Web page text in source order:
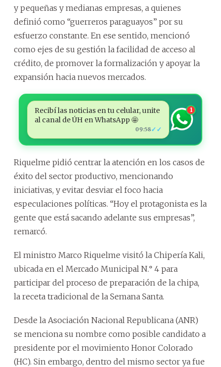
y pequeñas y medianas empresas, a quienes
definió como “guerreros paraguayos” por su
esfuerzo constante. En ese sentido, mencionó
como ejes de su gestión la facilidad de acceso al
crédito, de promover la formalización y apoyar la
expansión hacia nuevos mercados.
Recibí las noticias en tu celular, unite
al canal de ÚH en WhatsApp 🤩
09:58✓✓
1
Riquelme pidió centrar la atención en los casos de
éxito del sector productivo, mencionando
iniciativas, y evitar desviar el foco hacia
especulaciones políticas. “Hoy el protagonista es la
gente que está sacando adelante sus empresas”,
remarcó.
El ministro Marco Riquelme visitó la Chipería Kali,
ubicada en el Mercado Municipal N.° 4 para
participar del proceso de preparación de la chipa,
la receta tradicional de la Semana Santa.
Desde la Asociación Nacional Republicana (ANR)
se menciona su nombre como posible candidato a
presidente por el movimiento Honor Colorado
(HC). Sin embargo, dentro del mismo sector ya fue